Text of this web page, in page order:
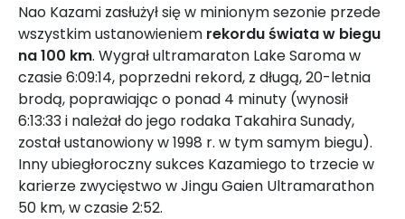
Nao Kazami zasłużył się w minionym sezonie przede
wszystkim ustanowieniem rekordu świata w biegu
na 100 km. Wygrał ultramaraton Lake Saroma w
czasie 6:09:14, poprzedni rekord, z długą, 20-letnia
brodą, poprawiając o ponad 4 minuty (wynosił
6:13:33 i należał do jego rodaka Takahira Sunady,
został ustanowiony w 1998 r. w tym samym biegu).
Inny ubiegłoroczny sukces Kazamiego to trzecie w
karierze zwycięstwo w Jingu Gaien Ultramarathon
50 km, w czasie 2:52.